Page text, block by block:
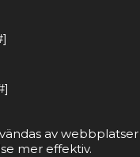
av webbplatser
mer effektiv.